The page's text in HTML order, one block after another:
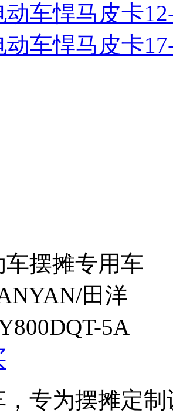
车悍马皮卡
车悍马皮卡
摆摊专用车
田洋
5A
专为摆摊定制